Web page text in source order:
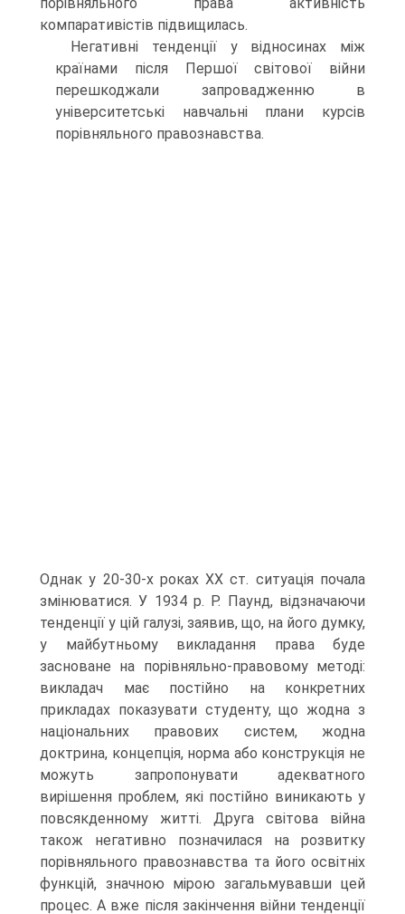
компаративістів підвищилась.
Негативні тенденції у відносинах між
країнами після Першої світової війни
перешкоджали запровадженню в
університетські навчальні плани курсів
порівняльного правознавства.
Однак у 20-30-х роках XX ст. ситуація почала
змінюватися. У 1934 р. Р. Паунд, відзначаючи
тенденції у цій галузі, заявив, що, на його думку,
у майбутньому викладання права буде
засноване на порівняльно-правовому методі:
викладач має постійно на конкретних
прикладах показувати студенту, що жодна з
національних правових систем, жодна
доктрина, концепція, норма або конструкція не
можуть запропонувати адекватного
вирішення проблем, які постійно виникають у
повсякденному житті. Друга світова війна
також негативно позначилася на розвитку
порівняльного правознавства та його освітніх
функцій, значною мірою загальмувавши цей
процес. А вже після закінчення війни тенденції